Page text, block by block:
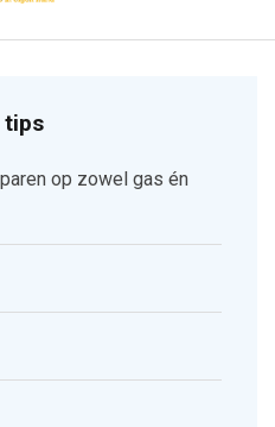
tips
op zowel gas én